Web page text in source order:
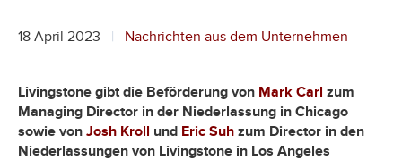
18 April 2023 Nachrichten aus dem Unternehmen
Livingstone gibt die Beförderung von Mark Carl zum
Managing Director in der Niederlassung in Chicago
sowie von Josh Kroll und Eric Suh zum Director in den
Niederlassungen von Livingstone in Los Angeles